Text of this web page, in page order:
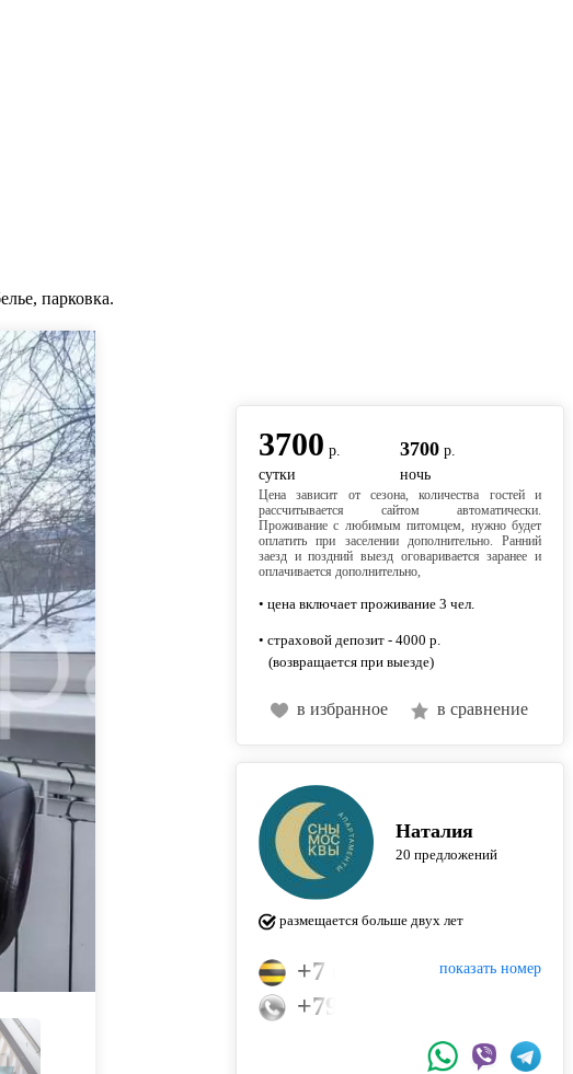
парковка.
3700 р.
сутки
3700 р.
ночь
Цена зависит от сезона, количества гостей и
рассчитывается сайтом автоматически.
Проживание с любимым питомцем, нужно будет
оплатить при заселении дополнительно. Ранний
заезд и поздний выезд оговаривается заранее и
оплачивается дополнительно,
• цена включает проживание 3 чел.
• страховой депозит - 4000 р.
(возвращается при выезде)
в избранное в сравнение
Наталия
20 предложений
размещается больше двух лет
показать номер
+7 (903) 798-62-28
+79037986228